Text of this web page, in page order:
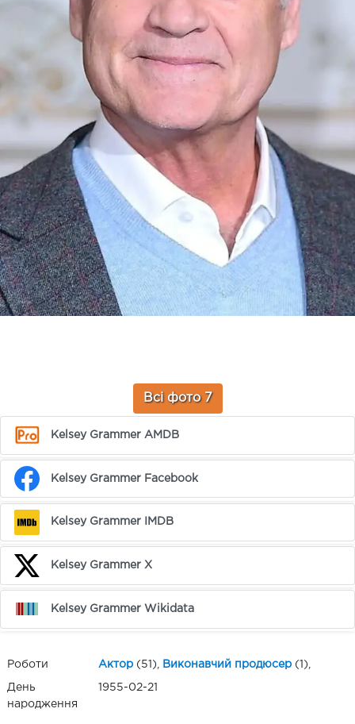
Всі фото 7
Kelsey Grammer AMDB
Kelsey Grammer Facebook
Kelsey Grammer IMDB
Kelsey Grammer X
Kelsey Grammer Wikidata
Роботи Актор (51), Виконавчий продюсер (1),
День
народження
1955-02-21